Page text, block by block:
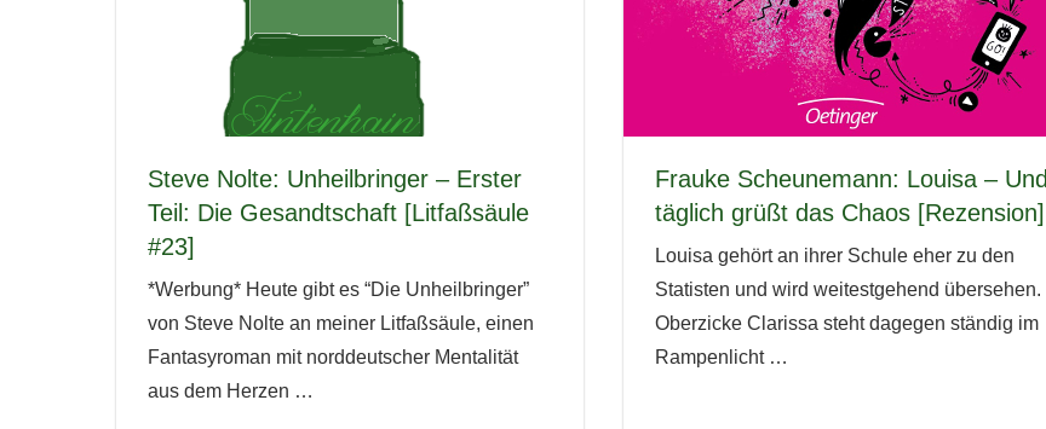
Steve Nolte: Unheilbringer – Erster
Teil: Die Gesandtschaft [Litfaßsäule
#23]
*Werbung* Heute gibt es “Die Unheilbringer”
von Steve Nolte an meiner Litfaßsäule, einen
Fantasyroman mit norddeutscher Mentalität
aus dem Herzen …
Frauke Scheunemann: Louisa – Und
täglich grüßt das Chaos [Rezension]
Louisa gehört an ihrer Schule eher zu den
Statisten und wird weitestgehend übersehen.
Oberzicke Clarissa steht dagegen ständig im
Rampenlicht …